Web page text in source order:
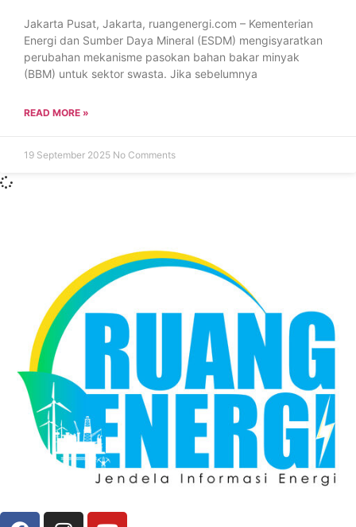
Jakarta Pusat, Jakarta, ruangenergi.com – Kementerian
Energi dan Sumber Daya Mineral (ESDM) mengisyaratkan
perubahan mekanisme pasokan bahan bakar minyak
(BBM) untuk sektor swasta. Jika sebelumnya
READ MORE »
19 September 2025 No Comments